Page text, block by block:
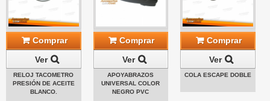
Comprar
Ver
RELOJ TACOMETRO
PRESIÓN DE ACEITE
BLANCO.
Comprar
Ver
APOYABRAZOS
UNIVERSAL COLOR
NEGRO PVC
Comprar
Ver
COLA ESCAPE DOBLE